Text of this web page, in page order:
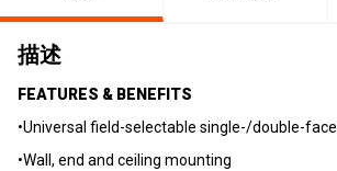
描述
FEATURES & BENEFITS
•Universal field-selectable single-/double-face
•Wall, end and ceiling mounting